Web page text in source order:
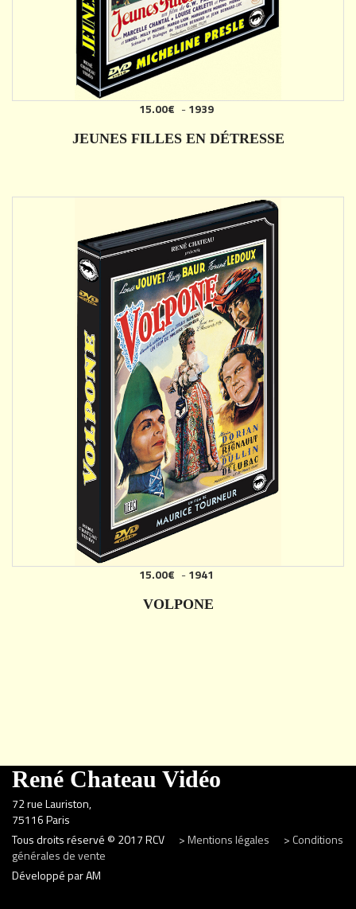
15.00€ -1939
JEUNES FILLES EN DÉTRESSE
15.00€ -1941
VOLPONE
René Chateau Vidéo
72 rue Lauriston,
75116 Paris
Tous droits réservé © 2017 RCV > Mentions légales
> Conditions
générales de vente
Développé par AM